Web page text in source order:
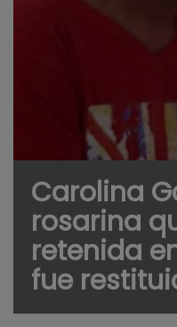
Carolina
rosarina
retenida
fue